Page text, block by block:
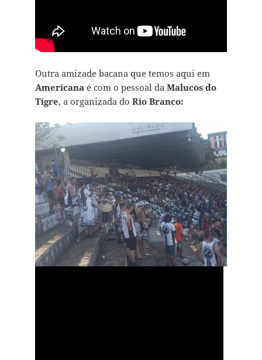
Outra amizade bacana que temos aqui em
Americanaé com o pessoal da Malucos do
Tigre, a organizada do Rio Branco: